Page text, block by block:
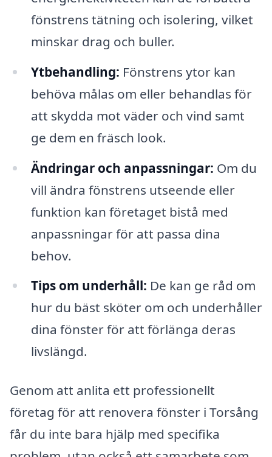
fönstrens tätning och isolering, vilket
minskar drag och buller.
Ytbehandling: Fönstrens ytor kan
behöva målas om eller behandlas för
att skydda mot väder och vind samt
ge dem en fräsch look.
Ändringar och anpassningar: Om du
vill ändra fönstrens utseende eller
funktion kan företaget bistå med
anpassningar för att passa dina
behov.
Tips om underhåll: De kan ge råd om
hur du bäst sköter om och underhåller
dina fönster för att förlänga deras
livslängd.
Genom att anlita ett professionellt
företag för att renovera fönster i Torsång
får du inte bara hjälp med specifika